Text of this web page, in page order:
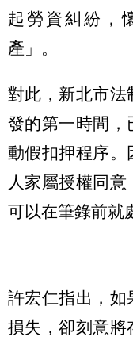
起勞資糾紛，
產」。
對此，新北市法
發的第一時間，
動假扣押程序。
人家屬授權同
可以在筆錄前就
許宏仁指出，如
損失，卻刻意將